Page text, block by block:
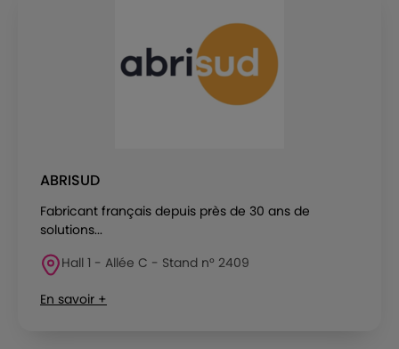
ABRISUD
Fabricant français depuis près de 30 ans de
solutions...
Hall 1 - Allée C - Stand n° 2409
En savoir +